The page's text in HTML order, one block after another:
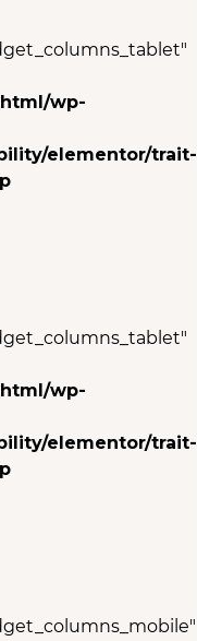
wp-
elementor/trait-
wp-
elementor/trait-